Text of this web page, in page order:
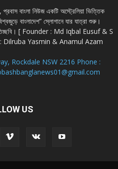
বাংলা নিউজ একটি অস্ট্রেলিয়া ভিত্তিক
বাংলাদেশ” স্লোগানে যার যাত্রা শুরু।
[ Founder : Md Iqbal Eusuf & S
Dilruba Yasmin & Anamul Azam
Rockdale NSW 2216 Phone :
US